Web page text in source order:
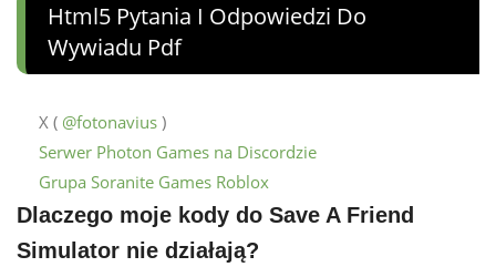
Html5 Pytania I Odpowiedzi Do
Wywiadu Pdf
X ( @fotonavius )
Serwer Photon Games na Discordzie
Grupa Soranite Games Roblox
Dlaczego moje kody do Save A Friend
Simulator nie działają?